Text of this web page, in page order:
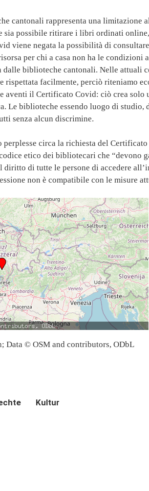
cantonali rappresenta una limitazione
sia possibile ritirare i libri ordinati
viene negata la possibilità di
per chi a casa non ha le condizioni
dalle biblioteche cantonali. Nelle attuali
rispettata facilmente, perciò riteniamo
aventi il Certificato Covid: ciò crea
Le biblioteche essendo luogo di studio,
senza alcun discrimine.
circa la richiesta del Certificato
etico dei bibliotecari che “devono
di tutte le persone di accedere
non è compatibile con le misure
Data © OSM and contributors, ODbL
Kultur